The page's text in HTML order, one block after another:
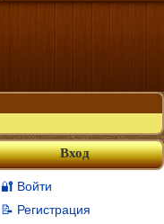
Вход
🔐 Войти
📝 Регистрация